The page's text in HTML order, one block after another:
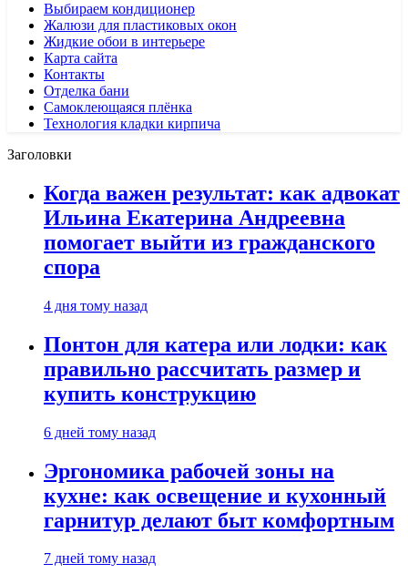
Выбираем кондиционер
Жалюзи для пластиковых окон
Жидкие обои в интерьере
Карта сайта
Контакты
Отделка бани
Самоклеющаяся плёнка
Технология кладки кирпича
Заголовки
Когда важен результат: как адвокат
Ильина Екатерина Андреевна
помогает выйти из гражданского
спора
4 дня тому назад
Понтон для катера или лодки: как
правильно рассчитать размер и
купить конструкцию
6 дней тому назад
Эргономика рабочей зоны на
кухне: как освещение и кухонный
гарнитур делают быт комфортным
7 дней тому назад